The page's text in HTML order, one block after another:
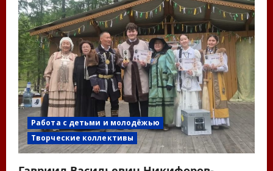
Работа с детьми и молодёжью
Творческие коллективы